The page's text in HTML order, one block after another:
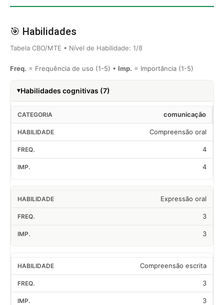
🎯 Habilidades
Tabela CBO/MTE • Nível de Habilidade: 1/8
Freq. = Frequência de uso (1-5) • Imp. = Importância (1-5)
Habilidades cognitivas (7)
comunicação
Compreensão oral
4
4
Expressão oral
3
3
Compreensão escrita
3
3